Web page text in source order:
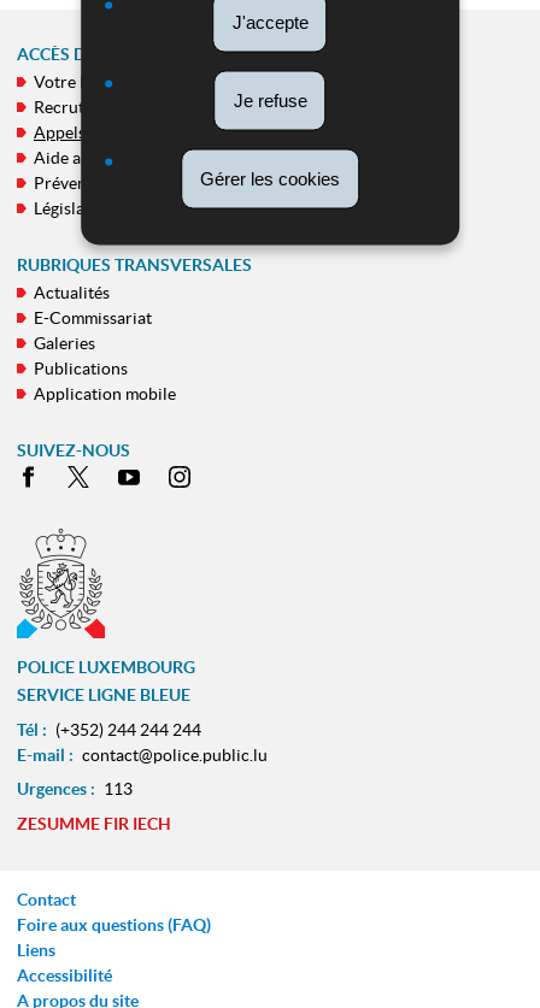
J'accepte
Je refuse
Gérer les cookies
MENU
DE
NAVIGATION
ACCÈS DIRECT
Votre Police
Recrutement
Appels publics
Aide aux victimes
Prévention
Législation
RUBRIQUES TRANSVERSALES
Actualités
E-Commissariat
Galeries
Publications
Application mobile
SUIVEZ-NOUS
Facebook
X Youtube
POLICE LUXEMBOURG
SERVICE LIGNE BLEUE
Tél : (+352) 244 244 244
E-mail : contact@police.public.lu
Urgences : 113
ZESUMME FIR IECH
Contact
Foire aux questions (FAQ)
Liens
Accessibilité
A propos du site